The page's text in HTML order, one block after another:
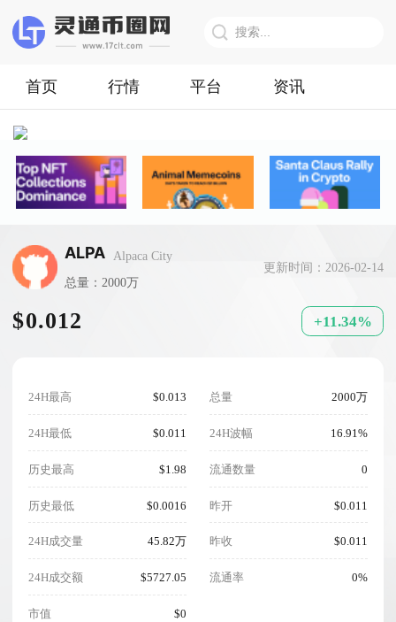
首页 行情 平台 资讯
ALPA
Alpaca City
总量：2000万
更新时间：2026-02-14
$0.012 +11.34%
24H最高 $0.013
24H最低 $0.011
历史最高 $1.98
历史最低 $0.0016
24H成交量 45.82万
24H成交额 $5727.05
市值 $0
总量 2000万
24H波幅 16.91%
流通数量 0
昨开 $0.011
昨收 $0.011
流通率 0%